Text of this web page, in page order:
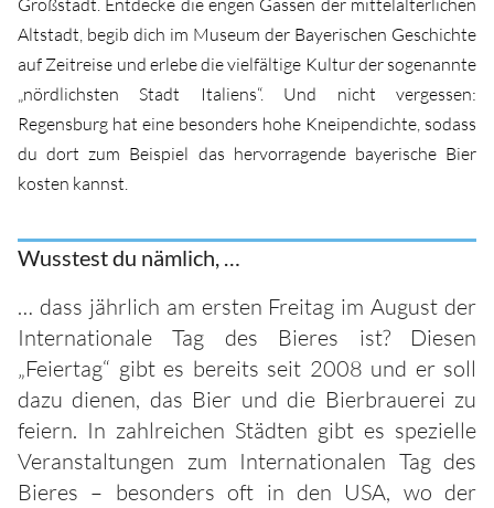
Großstadt. Entdecke die engen Gassen der mittelalterlichen
Altstadt, begib dich im Museum der Bayerischen Geschichte
auf Zeitreise und erlebe die vielfältige Kultur der sogenannte
„nördlichsten Stadt Italiens“. Und nicht vergessen:
Regensburg hat eine besonders hohe Kneipendichte, sodass
du dort zum Beispiel das hervorragende bayerische Bier
kosten kannst.
Wusstest du nämlich, …
… dass jährlich am ersten Freitag im August der
Internationale Tag des Bieres ist? Diesen
„Feiertag“ gibt es bereits seit 2008 und er soll
dazu dienen, das Bier und die Bierbrauerei zu
feiern. In zahlreichen Städten gibt es spezielle
Veranstaltungen zum Internationalen Tag des
Bieres – besonders oft in den USA, wo der